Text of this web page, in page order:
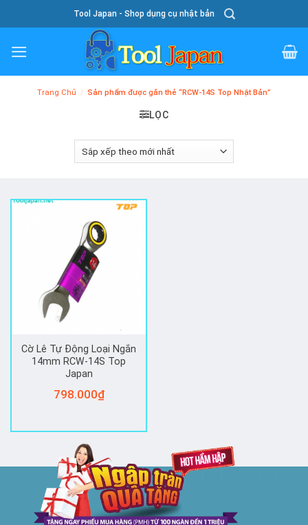
To
Content
Tool Japan - Shop dụng cụ nhật bản
Trang Chủ / Sản phẩm được gắn thẻ “RCW-14S Top Nhật Bản”
LỌC
Cờ Lê Tự Động Loại Ngắn
14mm RCW-14S Top
Japan
798.000₫